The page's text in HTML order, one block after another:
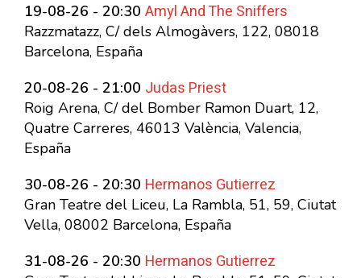
19-08-26 - 20:30 Amyl And The Sniffers
Razzmatazz, C/ dels Almogàvers, 122, 08018
Barcelona, España
20-08-26 - 21:00 Judas Priest
Roig Arena, C/ del Bomber Ramon Duart, 12,
Quatre Carreres, 46013 València, Valencia,
España
30-08-26 - 20:30 Hermanos Gutierrez
Gran Teatre del Liceu, La Rambla, 51, 59, Ciutat
Vella, 08002 Barcelona, España
31-08-26 - 20:30 Hermanos Gutierrez